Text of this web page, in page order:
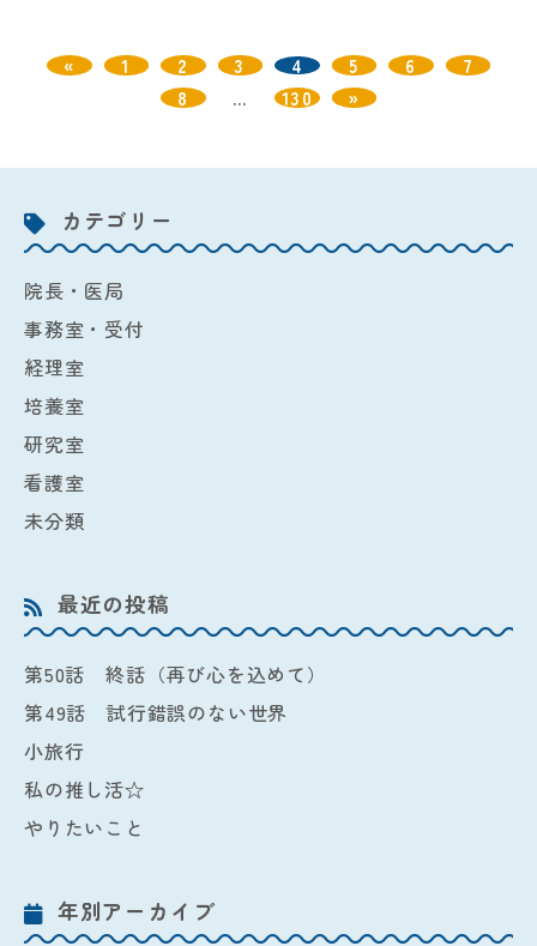
« 1 2 3 4 5 6
7
8
… 130 »
カテゴリー
院長・医局
事務室・受付
経理室
培養室
研究室
看護室
未分類
最近の投稿
第50話 終話（再び心を込めて）
第49話 試行錯誤のない世界
小旅行
私の推し活☆
やりたいこと
年別アーカイブ